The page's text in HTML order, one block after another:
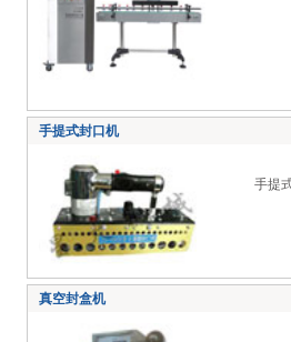
手提式封口机
手提式
真空封盒机